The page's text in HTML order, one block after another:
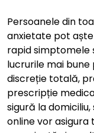
Persoanele din
anxietate pot
rapid simptomele
lucrurile mai
discreție totală,
prescripție
sigură la
online vor